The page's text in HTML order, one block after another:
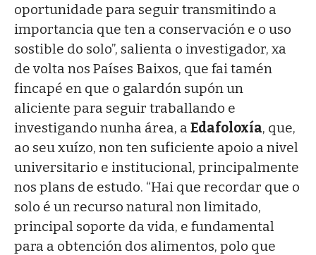
oportunidade para seguir transmitindo a
importancia que ten a conservación e o uso
sostible do solo”, salienta o investigador, xa
de volta nos Países Baixos, que fai tamén
fincapé en que o galardón supón un
aliciente para seguir traballando e
investigando nunha área, a Edafoloxía, que,
ao seu xuízo, non ten suficiente apoio a nivel
universitario e institucional, principalmente
nos plans de estudo. “Hai que recordar que o
solo é un recurso natural non limitado,
principal soporte da vida, e fundamental
para a obtención dos alimentos, polo que